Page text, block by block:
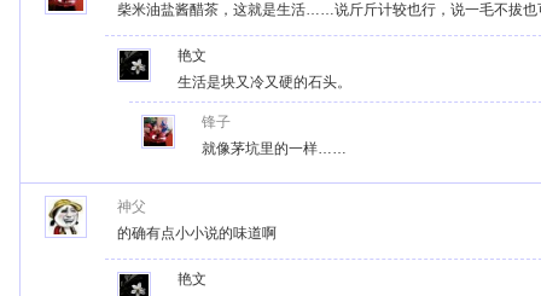
柴米油盐酱醋茶，这就是生活……说斤斤计较也行，说一毛不拔也
艳文
生活是块又冷又硬的石头。
锋子
就像茅坑里的一样……
神父
的确有点小小说的味道啊
艳文